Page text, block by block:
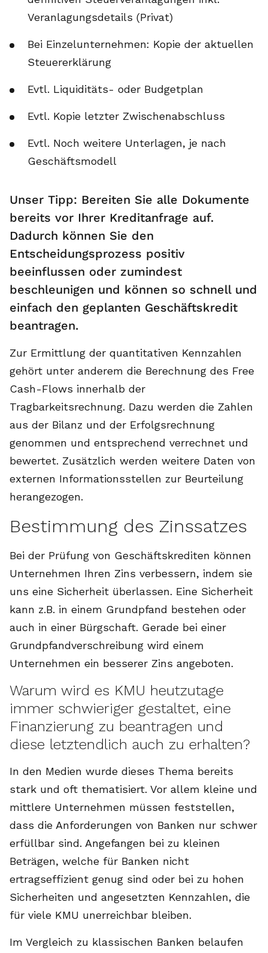
Veranlagungsdetails (Privat)
Bei Einzelunternehmen: Kopie der aktuellen
Steuererklärung
Evtl. Liquiditäts- oder Budgetplan
Evtl. Kopie letzter Zwischenabschluss
Evtl. Noch weitere Unterlagen, je nach
Geschäftsmodell
Unser Tipp: Bereiten Sie alle Dokumente
bereits vor Ihrer Kreditanfrage auf.
Dadurch können Sie den
Entscheidungsprozess positiv
beeinflussen oder zumindest
beschleunigen und können so schnell und
einfach den geplanten Geschäftskredit
beantragen.
Zur Ermittlung der quantitativen Kennzahlen
gehört unter anderem die Berechnung des Free
Cash-Flows innerhalb der
Tragbarkeitsrechnung. Dazu werden die Zahlen
aus der Bilanz und der Erfolgsrechnung
genommen und entsprechend verrechnet und
bewertet. Zusätzlich werden weitere Daten von
externen Informationsstellen zur Beurteilung
herangezogen.
Bestimmung des Zinssatzes
Bei der Prüfung von Geschäftskrediten können
Unternehmen Ihren Zins verbessern, indem sie
uns eine Sicherheit überlassen. Eine Sicherheit
kann z.B. in einem Grundpfand bestehen oder
auch in einer Bürgschaft. Gerade bei einer
Grundpfandverschreibung wird einem
Unternehmen ein besserer Zins angeboten.
Warum wird es KMU heutzutage
immer schwieriger gestaltet, eine
Finanzierung zu beantragen und
diese letztendlich auch zu erhalten?
In den Medien wurde dieses Thema bereits
stark und oft thematisiert. Vor allem kleine und
mittlere Unternehmen müssen feststellen,
dass die Anforderungen von Banken nur schwer
erfüllbar sind. Angefangen bei zu kleinen
Beträgen, welche für Banken nicht
ertragseffizient genug sind oder bei zu hohen
Sicherheiten und angesetzten Kennzahlen, die
für viele KMU unerreichbar bleiben.
Im Vergleich zu klassischen Banken belaufen